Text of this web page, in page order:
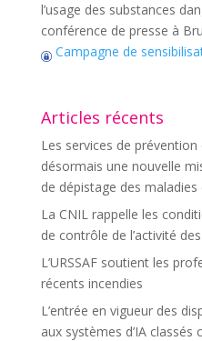
l’usage des substances
conférence de presse à
Campagne de
Articles récents
Les services de
désormais une nouvelle
de dépistage des
La CNIL rappelle les
de contrôle de l’activité
L’URSSAF soutient les
récents incendies
L’entrée en vigueur des
aux systèmes d’IA